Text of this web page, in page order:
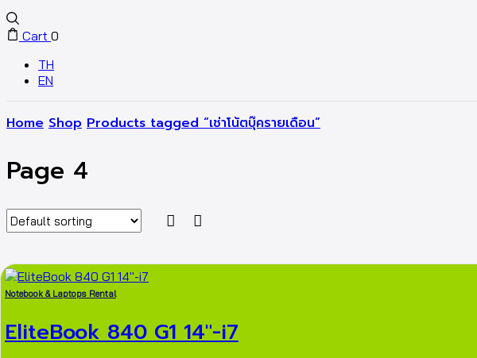
Cart 0
TH
EN
Home Shop Products tagged “เช่าโน้ตบุ๊ครายเดือน”
Page 4
Notebook & Laptops Rental
EliteBook 840 G1 14″-i7